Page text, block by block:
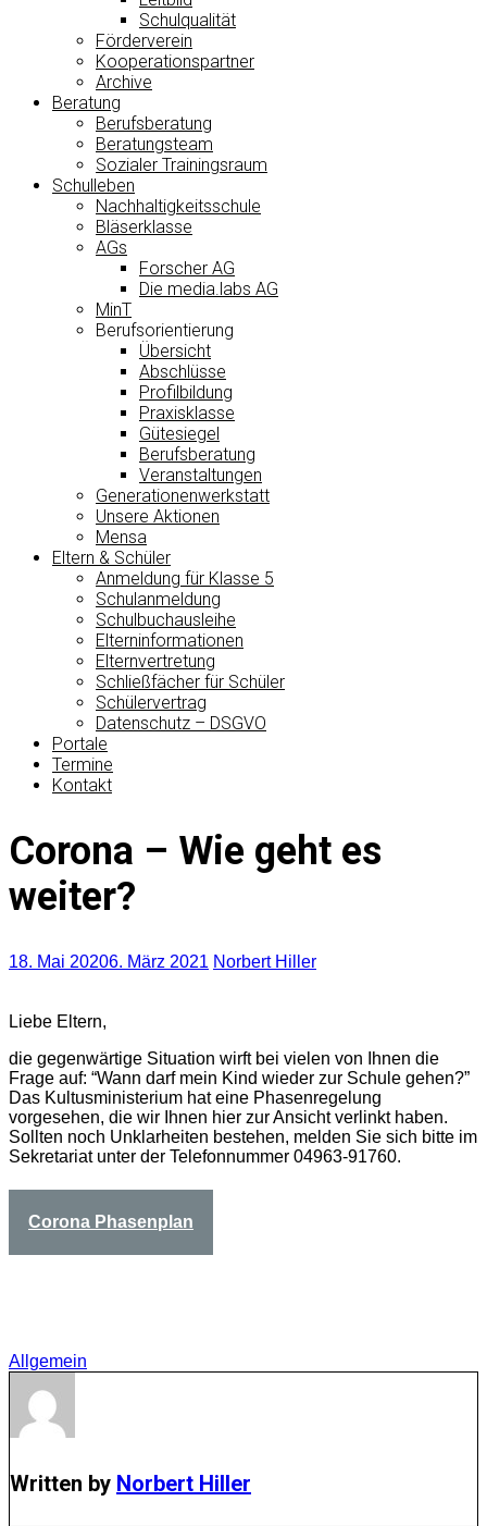
Schulqualität
Förderverein
Kooperationspartner
Archive
Beratung
Berufsberatung
Beratungsteam
Sozialer Trainingsraum
Schulleben
Nachhaltigkeitsschule
Bläserklasse
AGs
Forscher AG
Die media.labs AG
MinT
Berufsorientierung
Übersicht
Abschlüsse
Profilbildung
Praxisklasse
Gütesiegel
Berufsberatung
Veranstaltungen
Generationenwerkstatt
Unsere Aktionen
Mensa
Eltern & Schüler
Anmeldung für Klasse 5
Schulanmeldung
Schulbuchausleihe
Elterninformationen
Elternvertretung
Schließfächer für Schüler
Schülervertrag
Datenschutz – DSGVO
Portale
Termine
Kontakt
Corona – Wie geht es
weiter?
18. Mai 20206. März 2021 Norbert Hiller
Liebe Eltern,
die gegenwärtige Situation wirft bei vielen von Ihnen die
Frage auf: “Wann darf mein Kind wieder zur Schule gehen?”
Das Kultusministerium hat eine Phasenregelung
vorgesehen, die wir Ihnen hier zur Ansicht verlinkt haben.
Sollten noch Unklarheiten bestehen, melden Sie sich bitte im
Sekretariat unter der Telefonnummer 04963-91760.
Corona Phasenplan
Allgemein
Written by Norbert Hiller